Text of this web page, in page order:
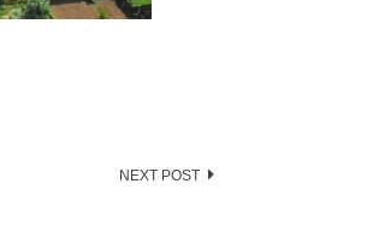
NEXT POST